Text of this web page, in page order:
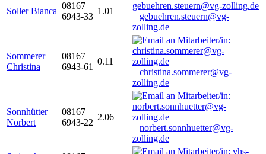
Soller Bianca
08167
6943-33
1.01
gebuehren.steuern@vg-
zolling.de
Sommerer
Christina
08167
6943-61
0.11
christina.sommerer@vg-
zolling.de
Sonnhütter
Norbert
08167
6943-22
2.06
norbert.sonnhuetter@vg-
zolling.de